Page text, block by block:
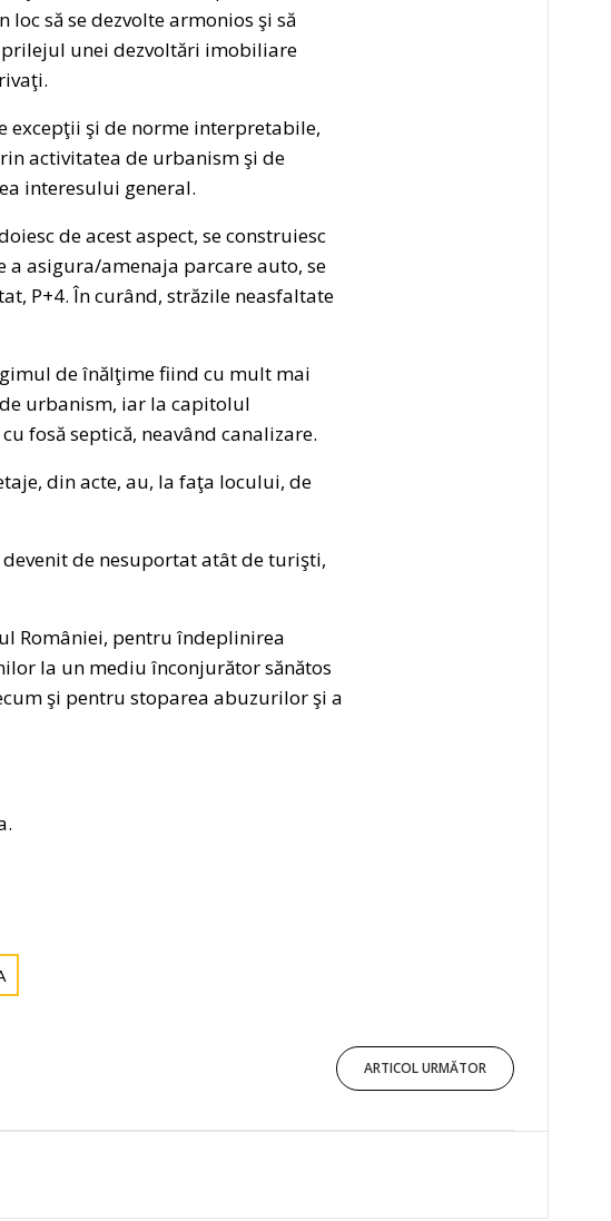
să se dezvolte armonios şi să
unei dezvoltări imobiliare
excepţii şi de norme interpretabile,
activitatea de urbanism şi de
interesului general.
de acest aspect, se construiesc
a asigura/amenaja parcare auto, se
P+4. În curând, străzile neasfaltate
de înălţime fiind cu mult mai
urbanism, iar la capitolul
fosă septică, neavând canalizare.
din acte, au, la faţa locului, de
de nesuportat atât de turişti,
României, pentru îndeplinirea
la un mediu înconjurător sănătos
şi pentru stoparea abuzurilor şi a
ARTICOL URMĂTOR